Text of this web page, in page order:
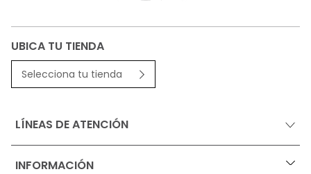
UBICA TU TIENDA
Selecciona tu tienda
LÍNEAS DE ATENCIÓN
INFORMACIÓN +